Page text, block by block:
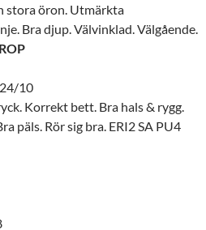
stora öron. Utmärkta
Bra djup. Välvinklad. Välgående.
ROP
10
Korrekt bett. Bra hals & rygg.
päls. Rör sig bra. ERI2 SA PU4